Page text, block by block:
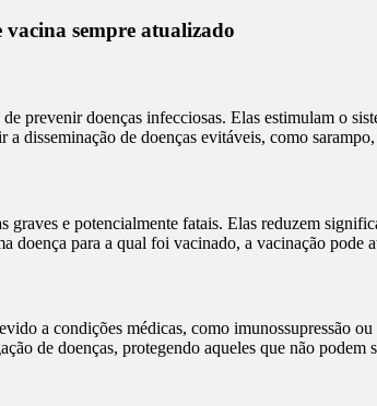
vacina sempre atualizado
prevenir doenças infecciosas. Elas estimulam o
a disseminação de doenças evitáveis, como
e potencialmente fatais. Elas reduzem
doença para a qual foi vacinado, a vacinação pode
a condições médicas, como imunossupressão
de doenças, protegendo aqueles que não podem